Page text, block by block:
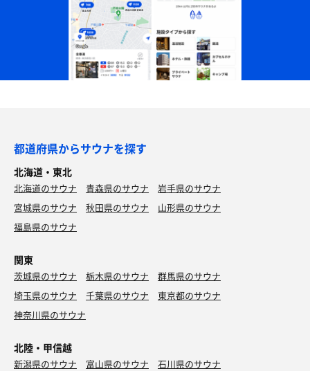
都道府県からサウナを探す
北海道・東北
北海道のサウナ 青森県のサウナ
岩手県のサウナ
宮城県のサウナ
秋田県のサウナ
山形県のサウナ
福島県のサウナ
関東
茨城県のサウナ 栃木県のサウナ
群馬県のサウナ
埼玉県のサウナ
千葉県のサウナ
東京都のサウナ
神奈川県のサウナ
北陸・甲信越
新潟県のサウナ 富山県のサウナ
石川県のサウナ